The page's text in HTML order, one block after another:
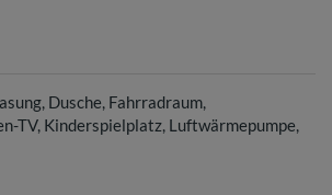
Dusche Fahrradraum
TV Kinderspielplatz Luftwärmepumpe